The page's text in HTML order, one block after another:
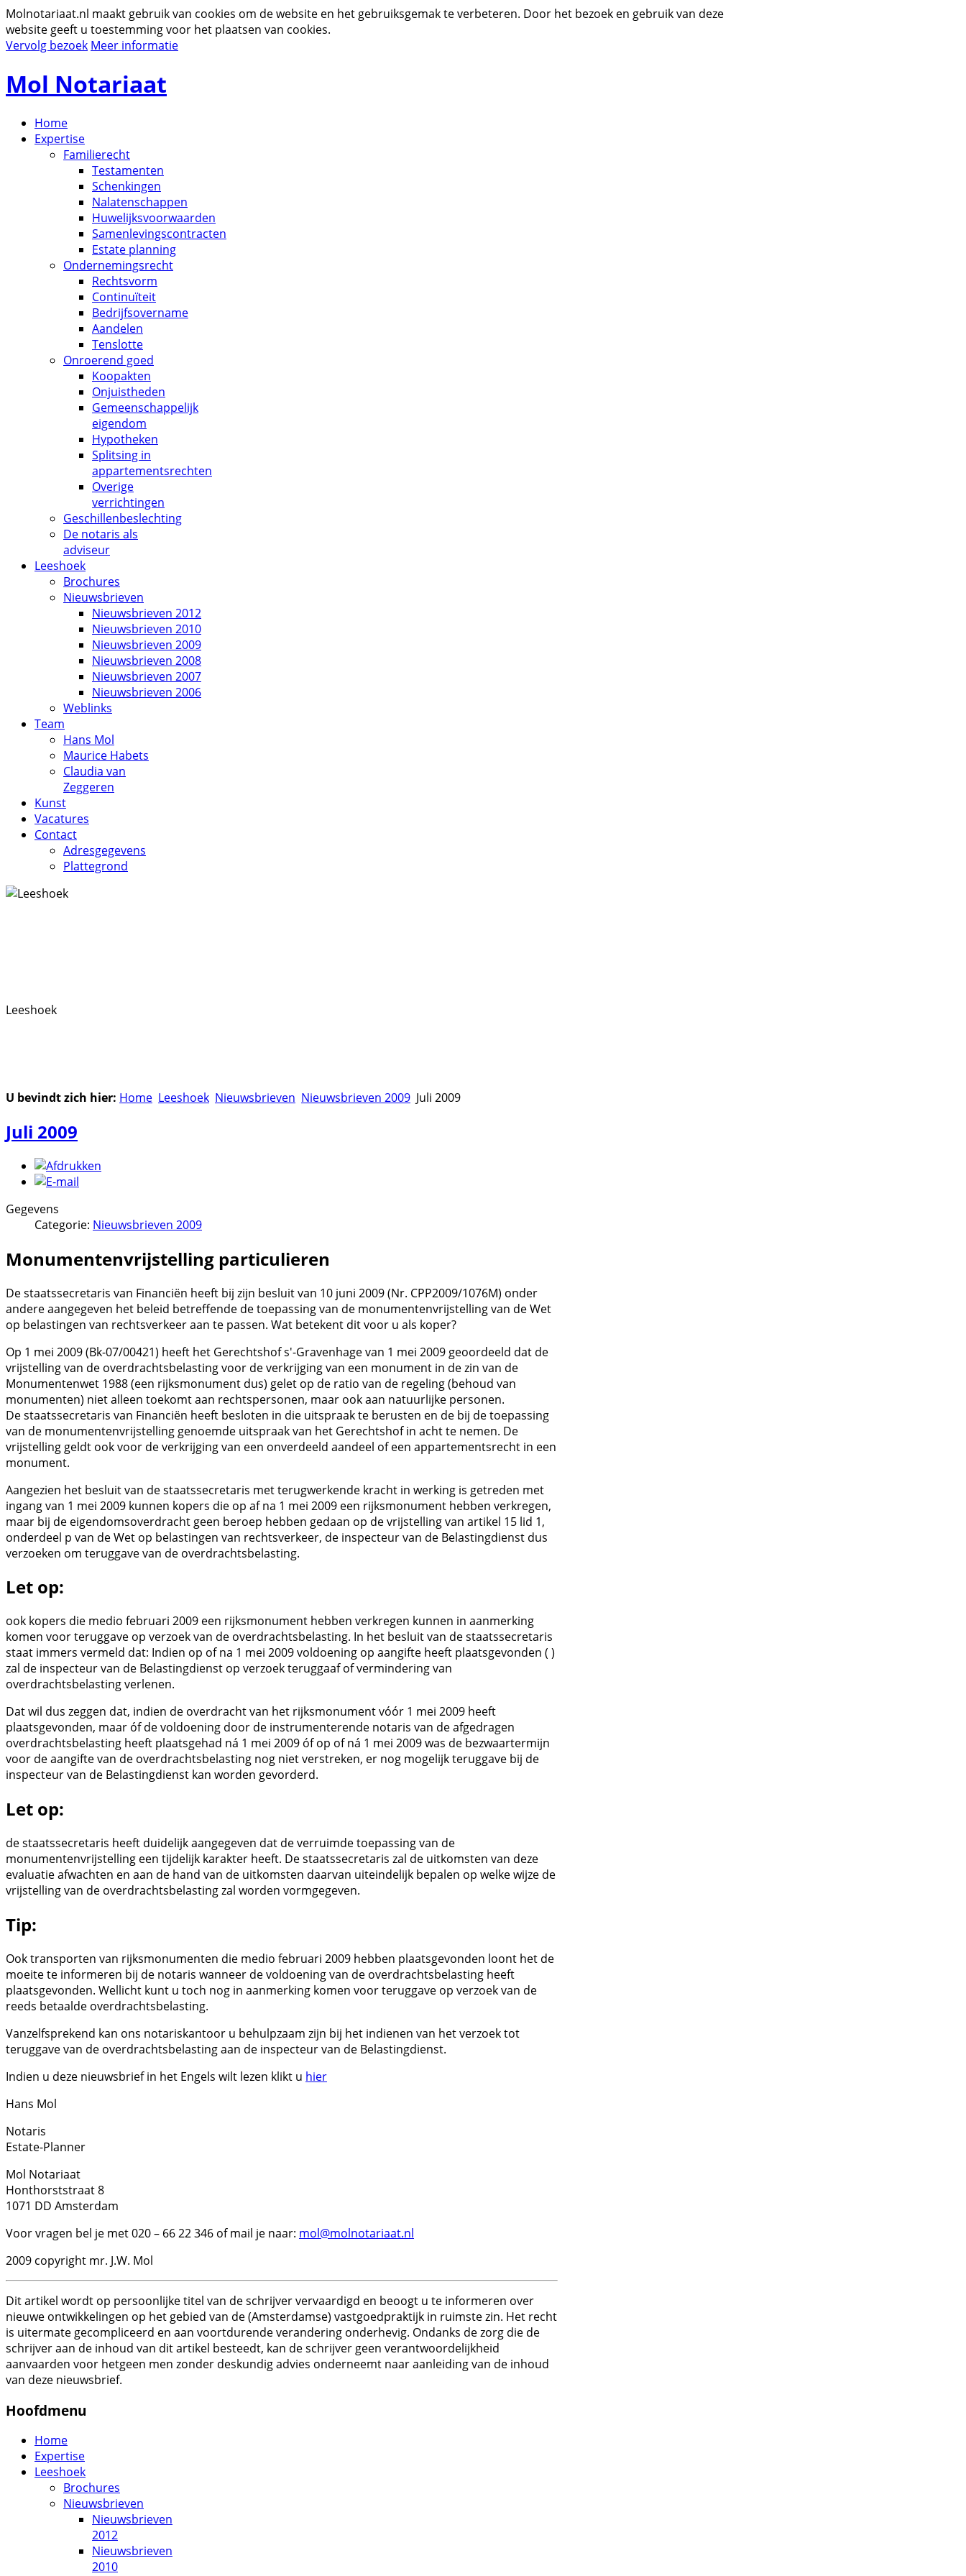
Molnotariaat.nl maakt gebruik van cookies om de website en het gebruiksgemak te verbeteren. Door het bezoek en gebruik van deze
website geeft u toestemming voor het plaatsen van cookies.
Vervolg bezoek Meer informatie
Mol Notariaat
Home
Expertise
Familierecht
Testamenten
Schenkingen
Nalatenschappen
Huwelijksvoorwaarden
Samenlevingscontracten
Estate planning
Ondernemingsrecht
Rechtsvorm
Continuïteit
Bedrijfsovername
Aandelen
Tenslotte
Onroerend goed
Koopakten
Onjuistheden
Gemeenschappelijk
eigendom
Hypotheken
Splitsing in
appartementsrechten
Overige
verrichtingen
Geschillenbeslechting
De notaris als
adviseur
Leeshoek
Brochures
Nieuwsbrieven
Nieuwsbrieven 2012
Nieuwsbrieven 2010
Nieuwsbrieven 2009
Nieuwsbrieven 2008
Nieuwsbrieven 2007
Nieuwsbrieven 2006
Weblinks
Team
Hans Mol
Maurice Habets
Claudia van
Zeggeren
Kunst
Vacatures
Contact
Adresgegevens
Plattegrond
Leeshoek
U bevindt zich hier: Home Leeshoek Nieuwsbrieven Nieuwsbrieven 2009 Juli 2009
Juli 2009
Gegevens
Categorie: Nieuwsbrieven 2009
Monumentenvrijstelling particulieren
De staatssecretaris van Financiën heeft bij zijn besluit van 10 juni 2009 (Nr. CPP2009/1076M) onder
andere aangegeven het beleid betreffende de toepassing van de monumentenvrijstelling van de Wet
op belastingen van rechtsverkeer aan te passen. Wat betekent dit voor u als koper?
Op 1 mei 2009 (Bk-07/00421) heeft het Gerechtshof s'-Gravenhage van 1 mei 2009 geoordeeld dat de
vrijstelling van de overdrachtsbelasting voor de verkrijging van een monument in de zin van de
Monumentenwet 1988 (een rijksmonument dus) gelet op de ratio van de regeling (behoud van
monumenten) niet alleen toekomt aan rechtspersonen, maar ook aan natuurlijke personen.
De staatssecretaris van Financiën heeft besloten in die uitspraak te berusten en de bij de toepassing
van de monumentenvrijstelling genoemde uitspraak van het Gerechtshof in acht te nemen. De
vrijstelling geldt ook voor de verkrijging van een onverdeeld aandeel of een appartementsrecht in een
monument.
Aangezien het besluit van de staatssecretaris met terugwerkende kracht in werking is getreden met
ingang van 1 mei 2009 kunnen kopers die op af na 1 mei 2009 een rijksmonument hebben verkregen,
maar bij de eigendomsoverdracht geen beroep hebben gedaan op de vrijstelling van artikel 15 lid 1,
onderdeel p van de Wet op belastingen van rechtsverkeer, de inspecteur van de Belastingdienst dus
verzoeken om teruggave van de overdrachtsbelasting.
Let op:
ook kopers die medio februari 2009 een rijksmonument hebben verkregen kunnen in aanmerking
komen voor teruggave op verzoek van de overdrachtsbelasting. In het besluit van de staatssecretaris
staat immers vermeld dat: Indien op of na 1 mei 2009 voldoening op aangifte heeft plaatsgevonden ( )
zal de inspecteur van de Belastingdienst op verzoek teruggaaf of vermindering van
overdrachtsbelasting verlenen.
Dat wil dus zeggen dat, indien de overdracht van het rijksmonument vóór 1 mei 2009 heeft
plaatsgevonden, maar óf de voldoening door de instrumenterende notaris van de afgedragen
overdrachtsbelasting heeft plaatsgehad ná 1 mei 2009 óf op of ná 1 mei 2009 was de bezwaartermijn
voor de aangifte van de overdrachtsbelasting nog niet verstreken, er nog mogelijk teruggave bij de
inspecteur van de Belastingdienst kan worden gevorderd.
Let op:
de staatssecretaris heeft duidelijk aangegeven dat de verruimde toepassing van de
monumentenvrijstelling een tijdelijk karakter heeft. De staatssecretaris zal de uitkomsten van deze
evaluatie afwachten en aan de hand van de uitkomsten daarvan uiteindelijk bepalen op welke wijze de
vrijstelling van de overdrachtsbelasting zal worden vormgegeven.
Tip:
Ook transporten van rijksmonumenten die medio februari 2009 hebben plaatsgevonden loont het de
moeite te informeren bij de notaris wanneer de voldoening van de overdrachtsbelasting heeft
plaatsgevonden. Wellicht kunt u toch nog in aanmerking komen voor teruggave op verzoek van de
reeds betaalde overdrachtsbelasting.
Vanzelfsprekend kan ons notariskantoor u behulpzaam zijn bij het indienen van het verzoek tot
teruggave van de overdrachtsbelasting aan de inspecteur van de Belastingdienst.
Indien u deze nieuwsbrief in het Engels wilt lezen klikt u hier
Hans Mol
Notaris
Estate-Planner
Mol Notariaat
Honthorststraat 8
1071 DD Amsterdam
Voor vragen bel je met 020 – 66 22 346 of mail je naar: mol@molnotariaat.nl
2009 copyright mr. J.W. Mol
Dit artikel wordt op persoonlijke titel van de schrijver vervaardigd en beoogt u te informeren over
nieuwe ontwikkelingen op het gebied van de (Amsterdamse) vastgoedpraktijk in ruimste zin. Het recht
is uitermate gecompliceerd en aan voortdurende verandering onderhevig. Ondanks de zorg die de
schrijver aan de inhoud van dit artikel besteedt, kan de schrijver geen verantwoordelijkheid
aanvaarden voor hetgeen men zonder deskundig advies onderneemt naar aanleiding van de inhoud
van deze nieuwsbrief.
Hoofdmenu
Home
Expertise
Leeshoek
Brochures
Nieuwsbrieven
Nieuwsbrieven
2012
Nieuwsbrieven
2010